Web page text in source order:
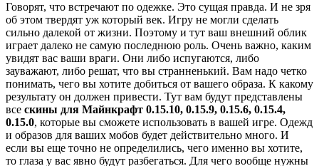
Говорят, что встречают по одежке. Это сущая правда. И не зря
об этом твердят уж который век. Игру не могли сделать
сильно далекой от жизни. Поэтому и тут ваш внешний облик
играет далеко не самую последнюю роль. Очень важно, каким
увидят вас ваши враги. Они либо испугаются, либо
зауважают, либо решат, что вы странненький. Вам надо четко
понимать, чего вы хотите добиться от вашего образа. К какому
результату он должен привести. Тут вам будут представлены
все скины для Майнкрафт 0.15.10, 0.15.9, 0.15.6, 0.15.4,
0.15.0, которые вы сможете использовать в вашей игре. Одежд
и образов для ваших мобов будет действительно много. И
если вы еще точно не определились, чего именно вы хотите,
то глаза у вас явно будут разбегаться. Для чего вообще нужны